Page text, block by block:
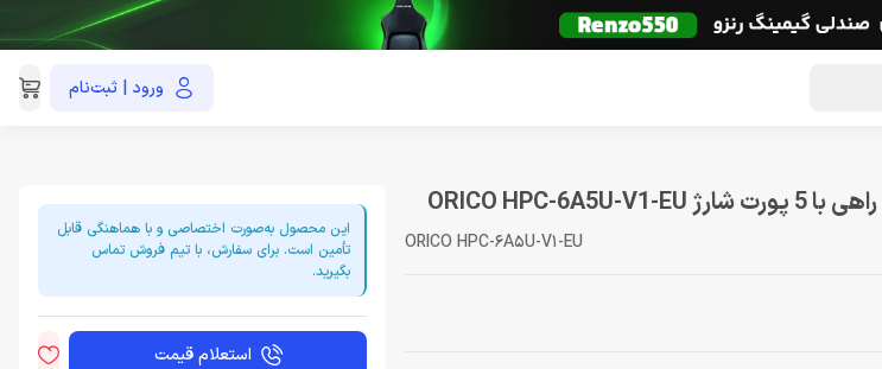
ورود | ثبت‌نام021-91035390
ORICO HPC-6A5U-V1-EU
این محصول به‌صورت اختصاصی و با هماهنگی قابل
تأمین است. برای سفارش، با تیم فروش تماس
بگیرید.
استعلام قیمت